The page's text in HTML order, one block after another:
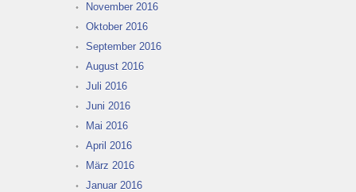
November 2016
Oktober 2016
September 2016
August 2016
Juli 2016
Juni 2016
Mai 2016
April 2016
März 2016
Januar 2016